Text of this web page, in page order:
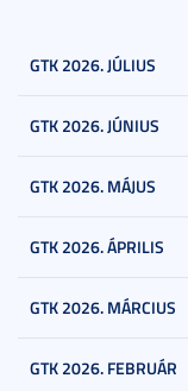
GTK 2026. JÚLIUS
GTK 2026. JÚNIUS
GTK 2026. MÁJUS
GTK 2026. ÁPRILIS
GTK 2026. MÁRCIUS
GTK 2026. FEBRUÁR